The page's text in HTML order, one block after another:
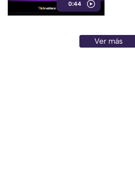
0:44
Ver más